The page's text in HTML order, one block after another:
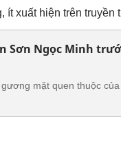
ít xuất hiện trên truyền
Sơn Ngọc Minh
mặt quen thuộc